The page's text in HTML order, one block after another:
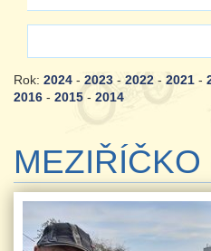
Rok: 2024 - 2023 - 2022 - 2021 -
2016 - 2015 - 2014